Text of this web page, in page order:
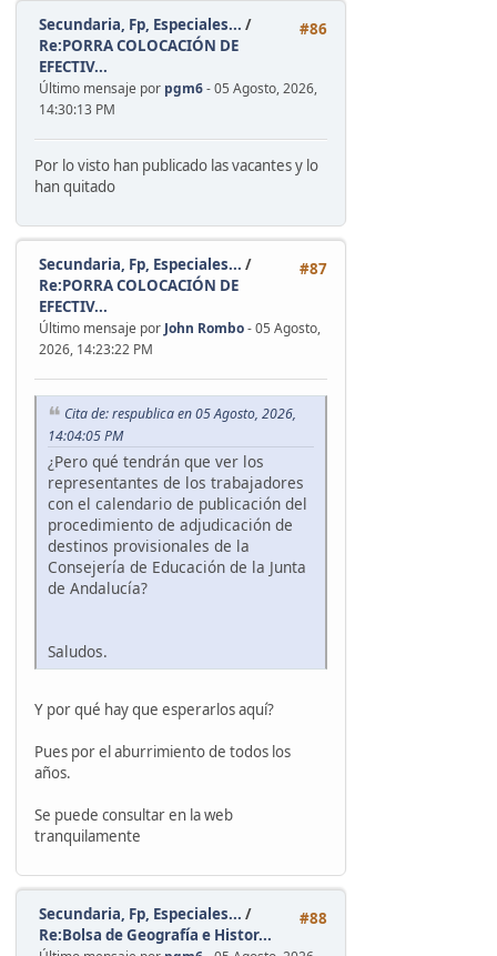
#86
Secundaria, Fp, Especiales... /
Re:PORRA COLOCACIÓN DE
EFECTIV...
Último mensaje por pgm6- 05 Agosto, 2026,
14:30:13 PM
Por lo visto han publicado las vacantes y lo
han quitado
#87
Secundaria, Fp, Especiales... /
Re:PORRA COLOCACIÓN DE
EFECTIV...
Último mensaje por John Rombo- 05 Agosto,
2026, 14:23:22 PM
Cita de: respublica en 05 Agosto, 2026,
14:04:05 PM
¿Pero qué tendrán que ver los
representantes de los trabajadores
con el calendario de publicación del
procedimiento de adjudicación de
destinos provisionales de la
Consejería de Educación de la Junta
de Andalucía?
Saludos.
Y por qué hay que esperarlos aquí?
Pues por el aburrimiento de todos los
años.
Se puede consultar en la web
tranquilamente
#88
Secundaria, Fp, Especiales... /
Re:Bolsa de Geografía e Histor...